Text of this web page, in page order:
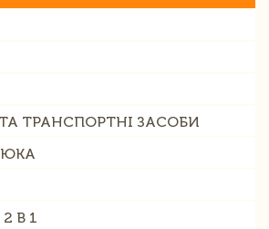
ТРАНСПОРТНІ ЗАСОБИ
В 1